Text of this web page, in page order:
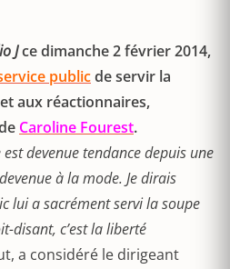
Jce dimanche 2 février 2014,
publicde servir la
aux réactionnaires,
Caroline Fourest.
devenue tendance depuis une
à la mode. Je dirais
lui a sacrément servi la soupe
disant, c’est la liberté
a considéré le dirigeant